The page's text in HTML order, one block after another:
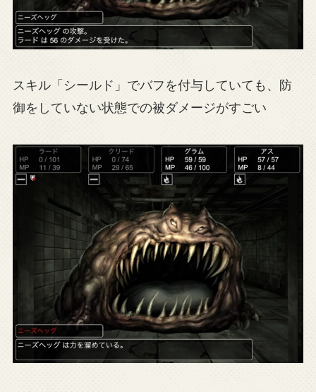
スキル「シールド」でバフを付与していても、防
御をしていない状態での被ダメージがすごい